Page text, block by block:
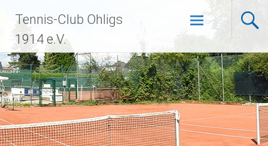
Inhalt
springen
Tennis-Club Ohligs
1914 e.V.